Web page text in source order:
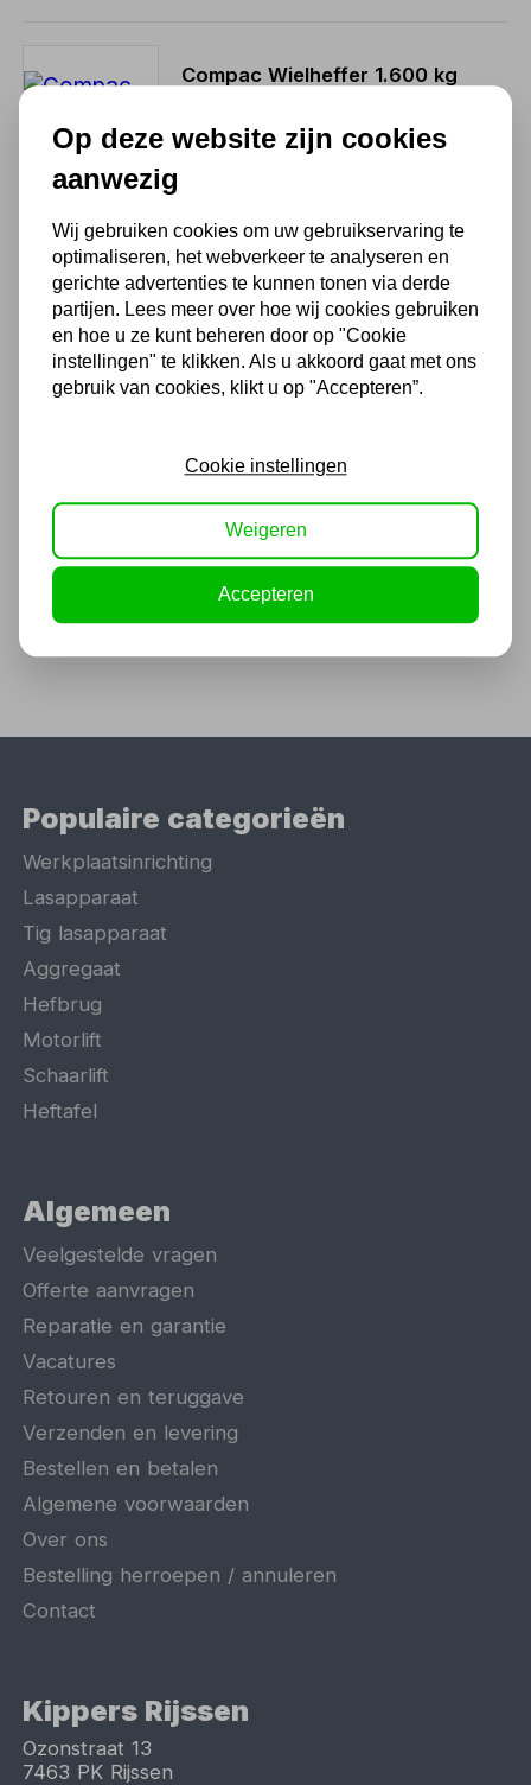
Compac Wielheffer 1.600 kg
2.674,10
2.210,00 excl. BTW
Wielheffer 500 kg
1.991,66
1.646,00 excl. BTW
wielen
756,25
625,00 excl. BTW
Populaire categorieën
Werkplaatsinrichting
Lasapparaat
Tig lasapparaat
Aggregaat
Hefbrug
Motorlift
Schaarlift
Heftafel
Algemeen
Veelgestelde vragen
Offerte aanvragen
Reparatie en garantie
Vacatures
Retouren en teruggave
Verzenden en levering
Bestellen en betalen
Algemene voorwaarden
Over ons
Bestelling herroepen / annuleren
Contact
Kippers Rijssen
Ozonstraat 13
7463 PK Rijssen
Op deze website zijn cookies
aanwezig
Wij gebruiken cookies om uw gebruikservaring te
optimaliseren, het webverkeer te analyseren en
gerichte advertenties te kunnen tonen via derde
partijen. Lees meer over hoe wij cookies gebruiken
en hoe u ze kunt beheren door op "Cookie
instellingen" te klikken. Als u akkoord gaat met ons
gebruik van cookies, klikt u op "Accepteren”.
Cookie instellingen
Weigeren
Accepteren